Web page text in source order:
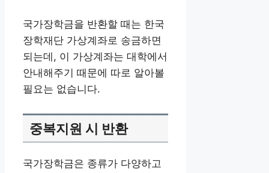
국가장학금을 반환할 때는 한국
장학재단 가상계좌로 송금하면
되는데, 이 가상계좌는 대학에서
안내해주기 때문에 따로 알아볼
필요는 없습니다.
중복지원 시 반환
국가장학금은 종류가 다양하고